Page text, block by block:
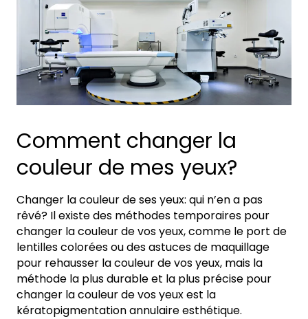
Comment changer la
couleur de mes yeux?
Changer la couleur de ses yeux: qui n’en a pas
rêvé? Il existe des méthodes temporaires pour
changer la couleur de vos yeux, comme le port de
lentilles colorées ou des astuces de maquillage
pour rehausser la couleur de vos yeux, mais la
méthode la plus durable et la plus précise pour
changer la couleur de vos yeux est la
kératopigmentation annulaire esthétique.